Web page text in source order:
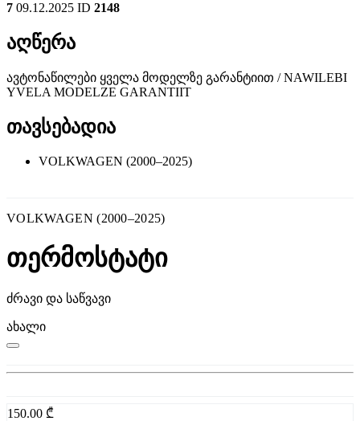
7 09.12.2025 ID 2148
აღწერა
ავტონაწილები ყველა მოდელზე გარანტიით / NAWILEBI
YVELA MODELZE GARANTIIT
თავსებადია
VOLKWAGEN (2000–2025)
VOLKWAGEN (2000–2025)
თერმოსტატი
ძრავი და საწვავი
ახალი
150.00 ₾